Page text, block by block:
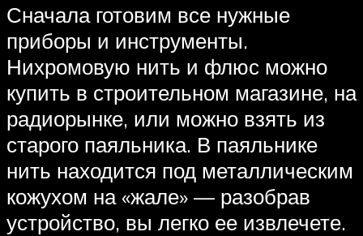
Сначала готовим все нужные
приборы и инструменты.
Нихромовую нить и флюс можно
купить в строительном магазине, на
радиорынке, или можно взять из
старого паяльника. В паяльнике
нить находится под металлическим
кожухом на «жале» — разобрав
устройство, вы легко ее извлечете.